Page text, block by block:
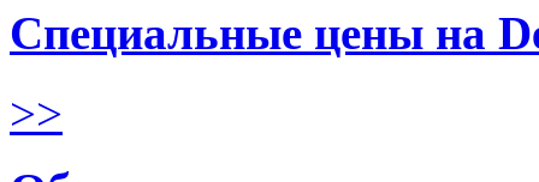
Специальные цены на
>>